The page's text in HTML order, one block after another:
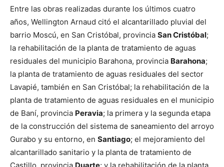
Entre las obras realizadas durante los últimos cuatro
años, Wellington Arnaud citó el alcantarillado pluvial del
barrio Moscú, en San Cristóbal, provincia San Cristóbal;
la rehabilitación de la planta de tratamiento de aguas
residuales del municipio Barahona, provincia Barahona;
la planta de tratamiento de aguas residuales del sector
Lavapié, también en San Cristóbal; la rehabilitación de la
planta de tratamiento de aguas residuales en el municipio
de Baní, provincia Peravia; la primera y la segunda etapa
de la construcción del sistema de saneamiento del arroyo
Gurabo y su entorno, en Santiago; el mejoramiento del
alcantarillado sanitario y la planta de tratamiento de